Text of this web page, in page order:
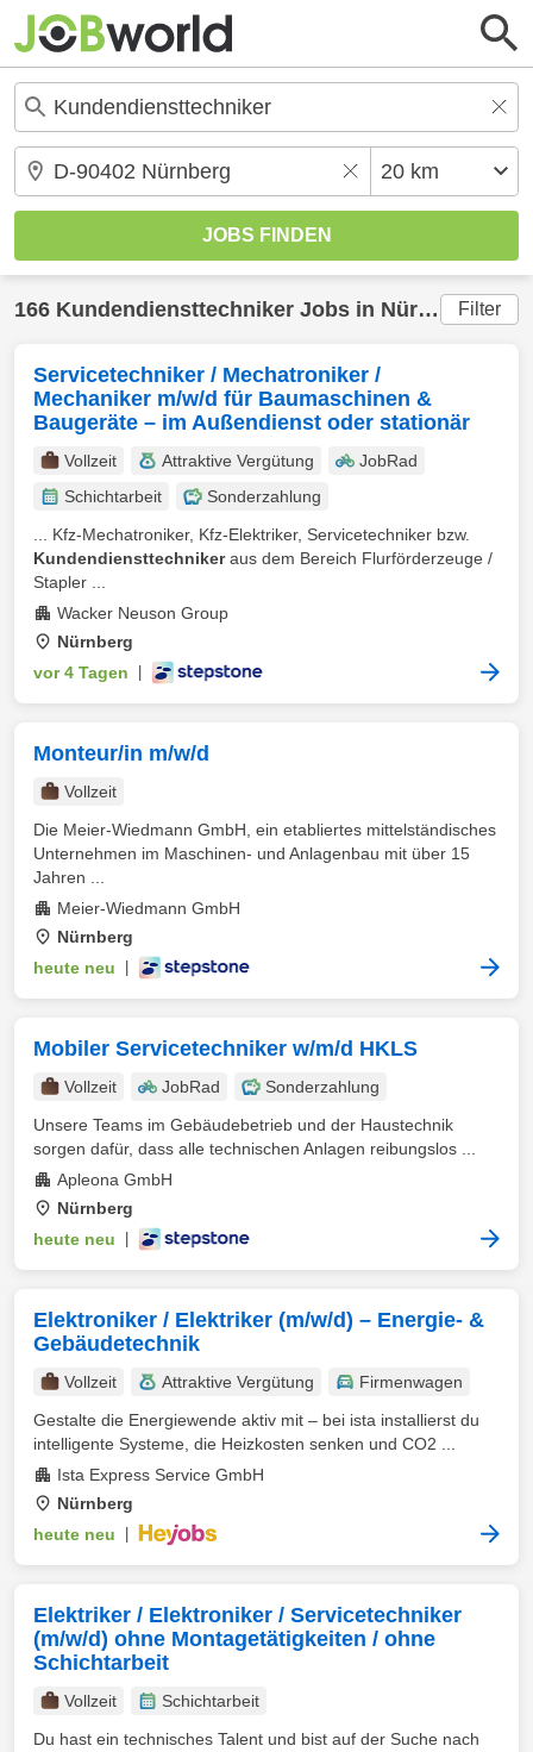
166 Kundendiensttechniker Jobs in Nürnberg (20
Filter
Servicetechniker / Mechatroniker /
Mechaniker m/w/d für Baumaschinen &
Baugeräte – im Außendienst oder stationär
Vollzeit Attraktive Vergütung
JobRad
Schichtarbeit
Sonderzahlung
... Kfz-Mechatroniker, Kfz-Elektriker, Servicetechniker bzw.
Kundendiensttechnikeraus dem Bereich Flurförderzeuge /
Stapler ...
Wacker Neuson Group
Nürnberg
vor 4 Tagen
Monteur/in m/w/d
Vollzeit
Die Meier-Wiedmann GmbH, ein etabliertes mittelständisches
Unternehmen im Maschinen- und Anlagenbau mit über 15
Jahren ...
Meier-Wiedmann GmbH
Nürnberg
heute neu
Mobiler Servicetechniker w/m/d HKLS
Vollzeit JobRad
Sonderzahlung
Unsere Teams im Gebäudebetrieb und der Haustechnik
sorgen dafür, dass alle technischen Anlagen reibungslos ...
Apleona GmbH
Nürnberg
heute neu
Elektroniker / Elektriker (m/w/d) – Energie- &
Gebäudetechnik
Vollzeit Attraktive Vergütung
Firmenwagen
Gestalte die Energiewende aktiv mit – bei ista installierst du
intelligente Systeme, die Heizkosten senken und CO2 ...
Ista Express Service GmbH
Nürnberg
heute neu
Elektriker / Elektroniker / Servicetechniker
(m/w/d) ohne Montagetätigkeiten / ohne
Schichtarbeit
Vollzeit
Schichtarbeit
Du hast ein technisches Talent und bist auf der Suche nach